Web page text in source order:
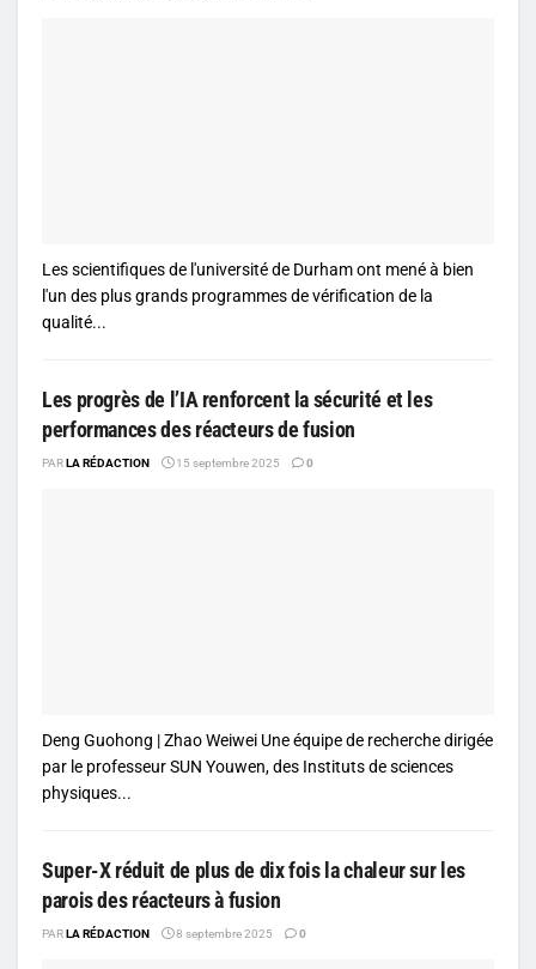
Les scientifiques de l'université de Durham ont mené à bien
l'un des plus grands programmes de vérification de la
qualité...
Les progrès de l’IA renforcent la sécurité et les
performances des réacteurs de fusion
PARLA RÉDACTION 15 septembre 2025 0
Deng Guohong | Zhao Weiwei Une équipe de recherche dirigée
par le professeur SUN Youwen, des Instituts de sciences
physiques...
Super-X réduit de plus de dix fois la chaleur sur les
parois des réacteurs à fusion
PARLA RÉDACTION 8 septembre 2025 0